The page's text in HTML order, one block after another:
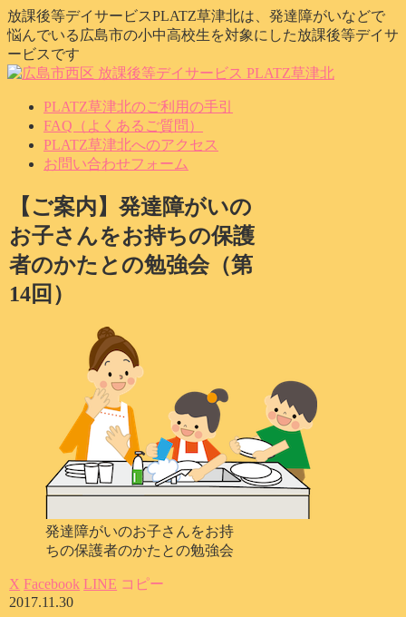
放課後等デイサービスPLATZ草津北は、発達障がいなどで
悩んでいる広島市の小中高校生を対象にした放課後等デイサ
ービスです
PLATZ草津北のご利用の手引
FAQ（よくあるご質問）
PLATZ草津北へのアクセス
お問い合わせフォーム
【ご案内】発達障がいの
お子さんをお持ちの保護
者のかたとの勉強会（第
14回）
発達障がいのお子さんをお持
ちの保護者のかたとの勉強会
X Facebook LINE コピー
2017.11.30